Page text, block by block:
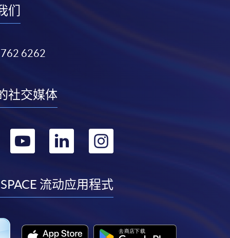
们
6262
社交媒体
转
youtube
转
linkedin
转
instagram
流动应用程式